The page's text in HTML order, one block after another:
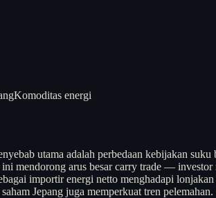
Komoditas energi
utama adalah perbedaan kebijakan
mendorong arus besar carry trade —
importir energi netto menghadapi
Jepang juga memperkuat tren